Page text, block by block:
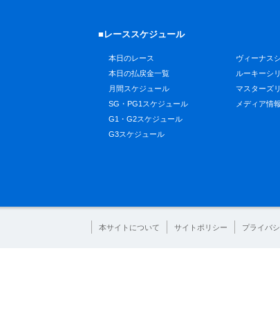
■レーススケジュール
本日のレース
本日の払戻金一覧
月間スケジュール
SG・PG1スケジュール
G1・G2スケジュール
G3スケジュール
ヴィーナス
ルーキーシ
マスターズ
メディア情報
本サイトについて サイトポリシー プライバ